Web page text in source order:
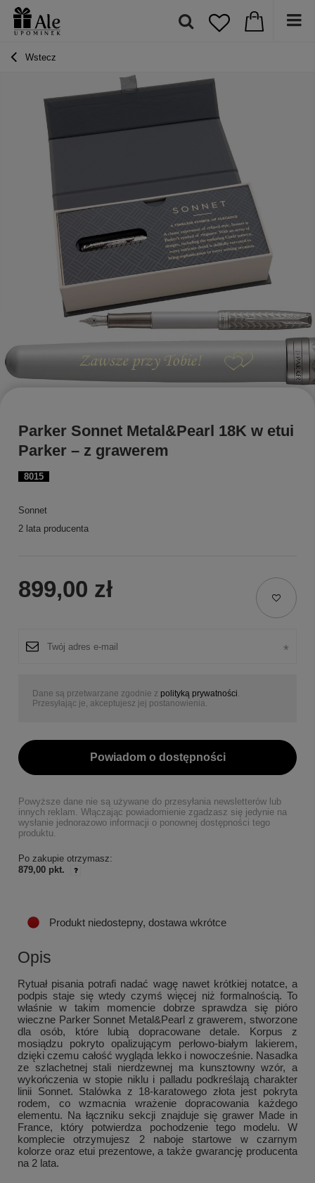
Wstecz
8015
Parker Sonnet Metal&Pearl 18K w etui
Parker – z grawerem
Sonnet
2 lata producenta
899,00 zł
Dane są przetwarzane zgodnie z polityką prywatności
Przesyłając je, akceptujesz jej postanowienia.
Powiadom o dostępności
Powyższe dane nie są używane do przesyłania newsletterów lub
innych reklam. Włączając powiadomienie zgadzasz się jedynie na
wysłanie jednorazowo informacji o ponownej dostępności tego
produktu.
Po zakupie otrzymasz:
879,00 pkt.
Produkt niedostepny, dostawa wkrótce
Opis
Rytuał pisania potrafi nadać wagę nawet krótkiej notatce, a
podpis staje się wtedy czymś więcej niż formalnością. To
właśnie w takim momencie dobrze sprawdza się pióro
wieczne Parker Sonnet Metal&Pearl z grawerem, stworzone
dla osób, które lubią dopracowane detale. Korpus z
mosiądzu pokryto opalizującym perłowo-białym lakierem,
dzięki czemu całość wygląda lekko i nowocześnie. Nasadka
ze szlachetnej stali nierdzewnej ma kunsztowny wzór, a
wykończenia w stopie niklu i palladu podkreślają charakter
linii Sonnet. Stalówka z 18-karatowego złota jest pokryta
rodem, co wzmacnia wrażenie dopracowania każdego
elementu. Na łączniku sekcji znajduje się grawer Made in
France, który potwierdza pochodzenie tego modelu. W
komplecie otrzymujesz 2 naboje startowe w czarnym
kolorze oraz etui prezentowe, a także gwarancję producenta
na 2 lata.